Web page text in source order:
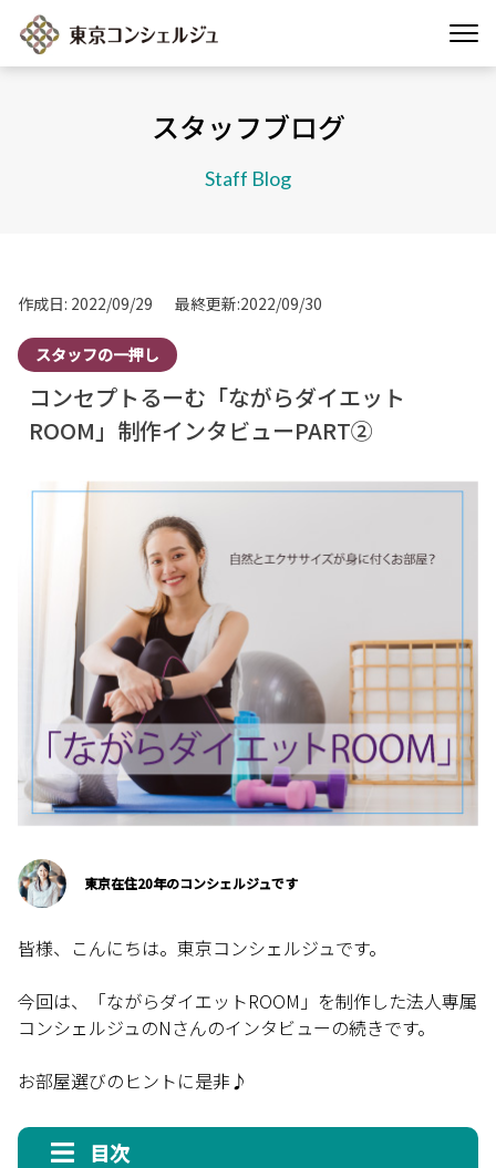
スタッフブログ
Staff Blog
作成日: 2022/09/29 最終更新:2022/09/30
スタッフの一押し
コンセプトるーむ「ながらダイエット
ROOM」制作インタビューPART②
東京在住20年のコンシェルジュです
皆様、こんにちは。東京コンシェルジュです。
今回は、「ながらダイエットROOM」を制作した法人専属
コンシェルジュのNさんのインタビューの続きです。
お部屋選びのヒントに是非♪
目次